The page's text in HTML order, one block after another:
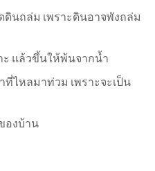
ดินถล่ม เพราะดินอาจพังถล่ม
ะ แล้วขึ้นให้พ้นจากน้ำ
ไหลมาท่วม เพราะจะเป็น
องบ้าน